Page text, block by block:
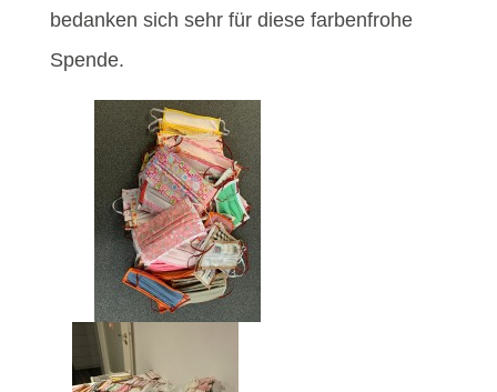
bedanken sich sehr für diese farbenfrohe
Spende.